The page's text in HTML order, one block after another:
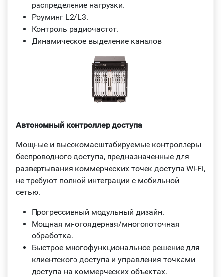
распределение нагрузки.
Роуминг L2/L3.
Контроль радиочастот.
Динамическое выделение каналов
Автономный контроллер доступа
Мощные и высокомасштабируемые контроллеры
беспроводного доступа, предназначенные для
развертывания коммерческих точек доступа Wi-Fi,
не требуют полной интеграции с мобильной
сетью.
Прогрессивный модульный дизайн.
Мощная многоядерная/многопоточная
обработка.
Быстрое многофункциональное решение для
клиентского доступа и управления точками
доступа на коммерческих объектах.